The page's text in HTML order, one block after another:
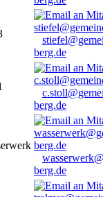
berg.de
berg.de
berg.de